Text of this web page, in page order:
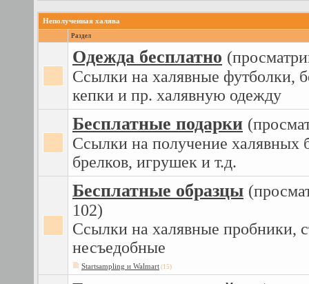
Неполученная халява
Раздел
Одежда бесплатно
Ссылки на халявные футболки,
кепки и пр. халявную одежду
Бесплатные подарки
Ссылки на получение халявных
брелков, игрушек и т.д.
Бесплатные образцы
102)
Ссылки на халявные пробники,
несъедобные
Startsampling и Walmart (15)